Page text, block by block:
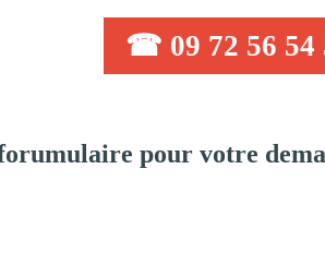
☎ 09 72 56 54
pour votre